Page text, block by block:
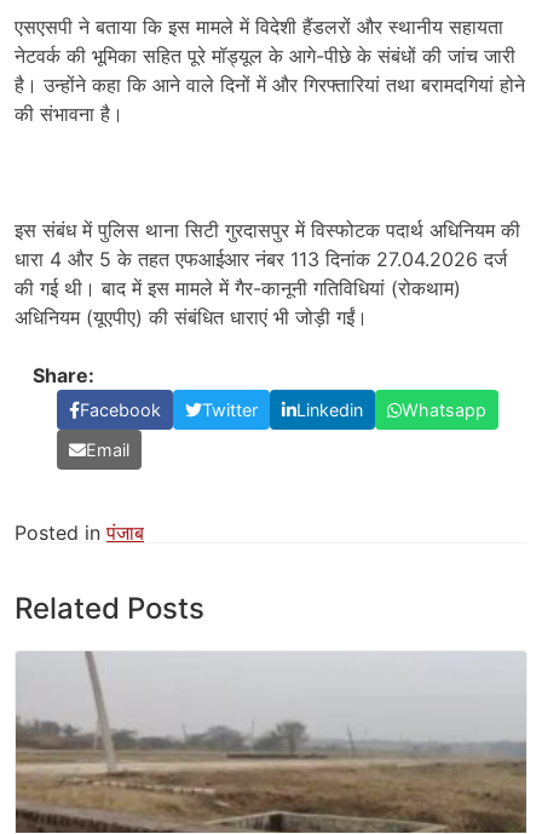
एसएसपी ने बताया कि इस मामले में विदेशी हैंडलरों और स्थानीय सहायता
नेटवर्क की भूमिका सहित पूरे मॉड्यूल के आगे-पीछे के संबंधों की जांच जारी
है। उन्होंने कहा कि आने वाले दिनों में और गिरफ्तारियां तथा बरामदगियां होने
की संभावना है।
इस संबंध में पुलिस थाना सिटी गुरदासपुर में विस्फोटक पदार्थ अधिनियम की
धारा 4 और 5 के तहत एफआईआर नंबर 113 दिनांक 27.04.2026 दर्ज
की गई थी। बाद में इस मामले में गैर-कानूनी गतिविधियां (रोकथाम)
अधिनियम (यूएपीए) की संबंधित धाराएं भी जोड़ी गईं।
Share:
Facebook Twitter Linkedin
Whatsapp
Email
Posted inपंजाब
Related Posts